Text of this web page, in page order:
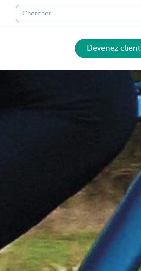
Devenez client